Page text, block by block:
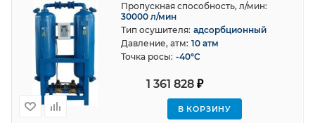
1 361 828₽
В КОРЗИНУ
Пропускная способность, л/мин:
30000 л/мин
Тип осушителя: адсорбционный
Давление, атм: 10 атм
Точка росы: -40°C